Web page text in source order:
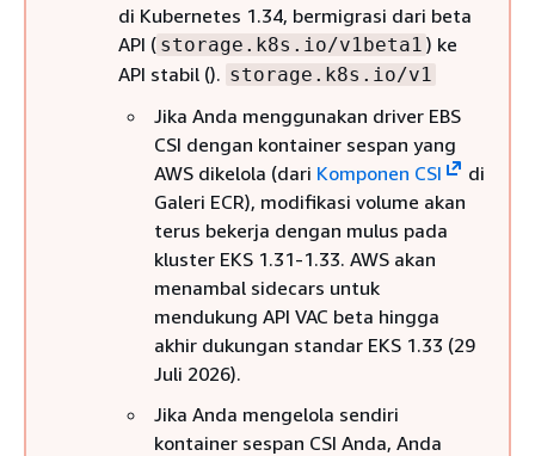
di Kubernetes 1.34, bermigrasi dari beta
API ( storage.k8s.io/v1beta1 ) ke
API stabil (). storage.k8s.io/v1
Jika Anda menggunakan driver EBS
CSI dengan kontainer sespan yang
AWS dikelola (dari Komponen CSI
di
Galeri ECR), modifikasi volume akan
terus bekerja dengan mulus pada
kluster EKS 1.31-1.33. AWS akan
menambal sidecars untuk
mendukung API VAC beta hingga
akhir dukungan standar EKS 1.33 (29
Juli 2026).
Jika Anda mengelola sendiri
kontainer sespan CSI Anda, Anda